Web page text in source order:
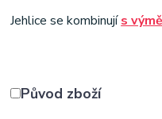
Jehlice se kombinujís
Původ zboží